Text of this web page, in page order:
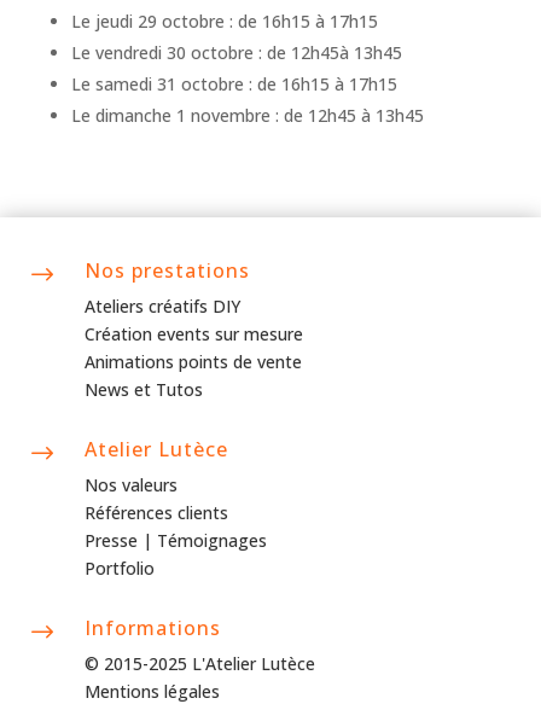
Le jeudi 29 octobre : de 16h15 à 17h15
Le vendredi 30 octobre : de 12h45à 13h45
Le samedi 31 octobre : de 16h15 à 17h15
Le dimanche 1 novembre : de 12h45 à 13h45
$ Nos prestations
Ateliers créatifs DIY
Création events sur mesure
Animations points de vente
News et Tutos
$ Atelier Lutèce
Nos valeurs
Références clients
Presse | Témoignages
Portfolio
$ Informations
© 2015-2025 L'Atelier Lutèce
Mentions légales